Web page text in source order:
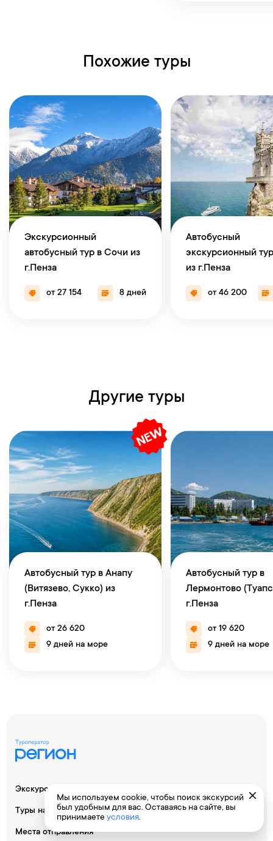
Похожие туры
Экскурсионный
автобусный тур в Сочи из
г.Пенза
от 27 154 8 дней
Автобусный
экскурсионный
из г.Пенза
от 46 200
Другие туры
Автобусный тур в Анапу
(Витязево, Сукко) из
г.Пенза
от 26 620
9 дней на море
Автобусный тур в
Лермонтово
г.Пенза
от 19 620
9 дней на море
Экскурсионные туры
Туры на Черное море
Места отправления
Мы используем cookie, чтобы поиск экскурсий
был удобным для вас. Оставаясь на сайте, вы
принимаете условия.